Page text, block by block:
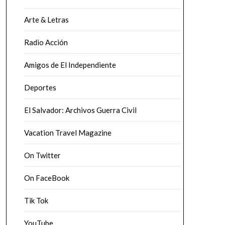
Arte & Letras
Radio Acción
Amigos de El Independiente
Deportes
El Salvador: Archivos Guerra Civil
Vacation Travel Magazine
On Twitter
On FaceBook
Tik Tok
YouTube